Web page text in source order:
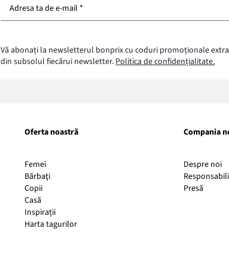
Adresa ta de e-mail *
Vă abonați la newsletterul bonprix cu coduri promoționale
din subsolul fiecărui newsletter. Politica de confidențialitate.
Oferta noastră
Femei
Bărbaţi
Copii
Casă
Inspirații
Harta tagurilor
Compania
Despre noi
ul
Presă